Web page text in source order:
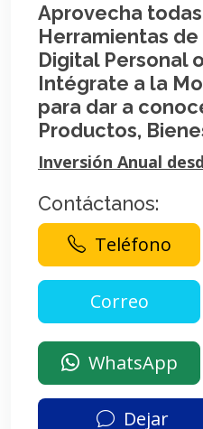
Aprovecha
Herramientas
Digital Personal
Intégrate a la
para dar a
Productos,
Inversión Anual
Contáctanos:
Teléfono
WhatsApp
Dejar